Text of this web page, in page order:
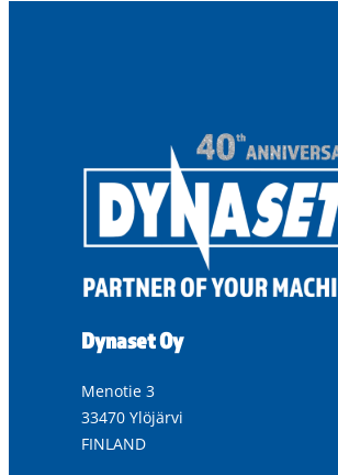
Dynaset Oy
Menotie 3
33470 Ylöjärvi
FINLAND